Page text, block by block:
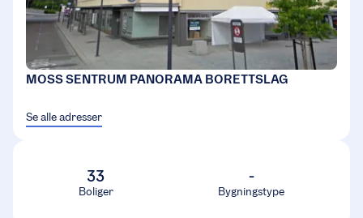
MOSS SENTRUM PANORAMA BORETTSLAG
Se alle adresser
33
Boliger
-
Bygningstype